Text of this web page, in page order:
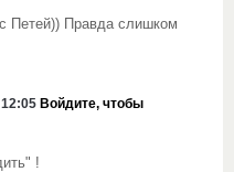
Петей)) Правда слишком
Войдите, чтобы
!